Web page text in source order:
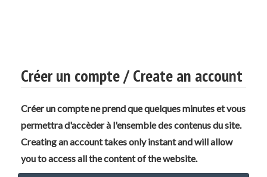
Créer un compte / Create an account
Créer un compte ne prend que quelques minutes et vous
permettra d'accèder à l'ensemble des contenus du site.
Creating an account takes only instant and will allow
you to access all the content of the website.